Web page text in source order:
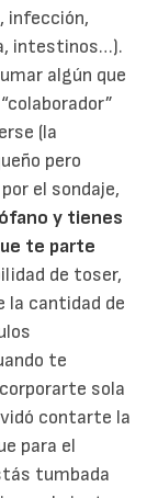
infección,
intestinos…).
algún que
(la
pero
el sondaje,
y tienes
te parte
de toser,
la cantidad de
te
sola
contarte la
para el
tumbada